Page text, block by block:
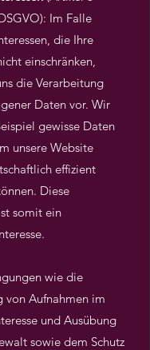
Im Falle
die Ihre
einschränken,
die Verarbeitung
Daten vor. Wir
gewisse Daten
unsere Website
effizient
Diese
somit ein
wie die
von Aufnahmen im
und Ausübung
sowie dem Schutz